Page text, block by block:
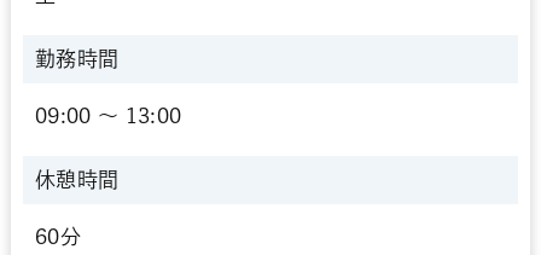
勤務時間
09:00 〜 13:00
休憩時間
60分